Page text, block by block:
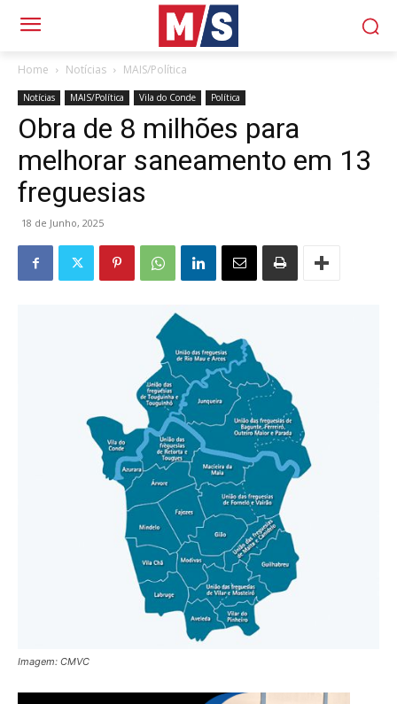
Home Notícias MAIS/Política
Notícias MAIS/Política Vila do Conde Política
Obra de 8 milhões para
melhorar saneamento em 13
freguesias
18 de Junho, 2025
Imagem: CMVC